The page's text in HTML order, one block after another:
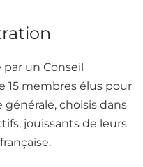
par un Conseil
15 membres élus pour
générale, choisis dans
jouissants de leurs